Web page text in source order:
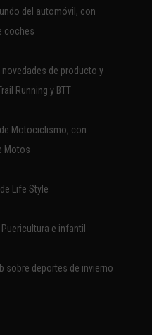
del automóvil, con
coches
novedades de producto y
Running y BTT
Motociclismo, con
Motos
Life Style
e infantil
sobre deportes de invierno